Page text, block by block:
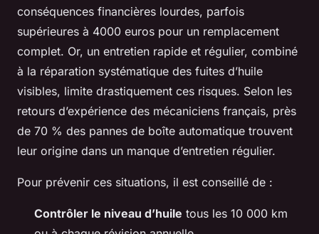
conséquences financières lourdes, parfois
supérieures à 4000 euros pour un remplacement
complet. Or, un entretien rapide et régulier, combiné
à la réparation systématique des fuites d’huile
visibles, limite drastiquement ces risques. Selon les
retours d’expérience des mécaniciens français, près
de 70 % des pannes de boîte automatique trouvent
leur origine dans un manque d’entretien régulier.
Pour prévenir ces situations, il est conseillé de :
Contrôler le niveau d’huile tous les 10 000 km